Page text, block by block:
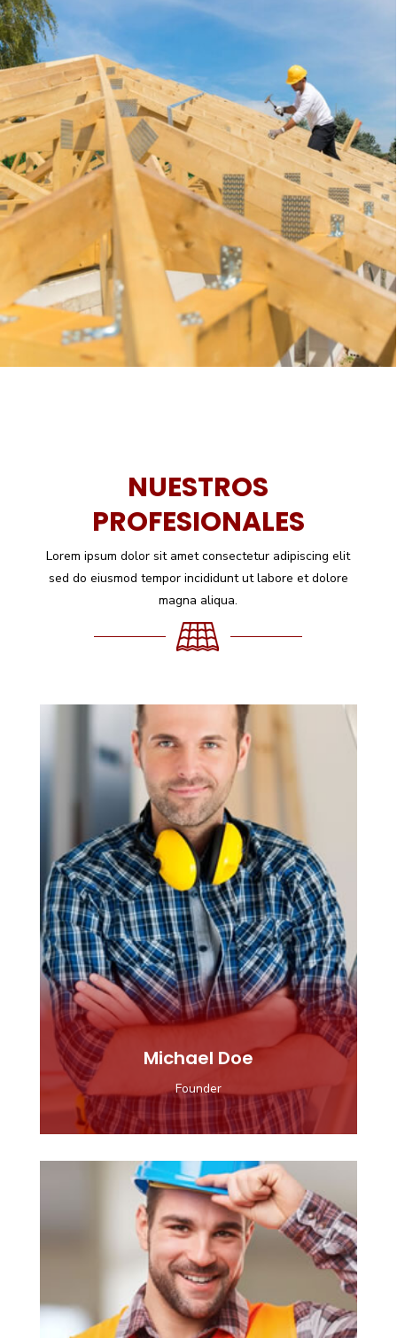
NUESTROS
PROFESIONALES
Lorem ipsum dolor sit amet consectetur adipiscing elit
sed do eiusmod tempor incididunt ut labore et dolore
magna aliqua.
Michael Doe
Founder